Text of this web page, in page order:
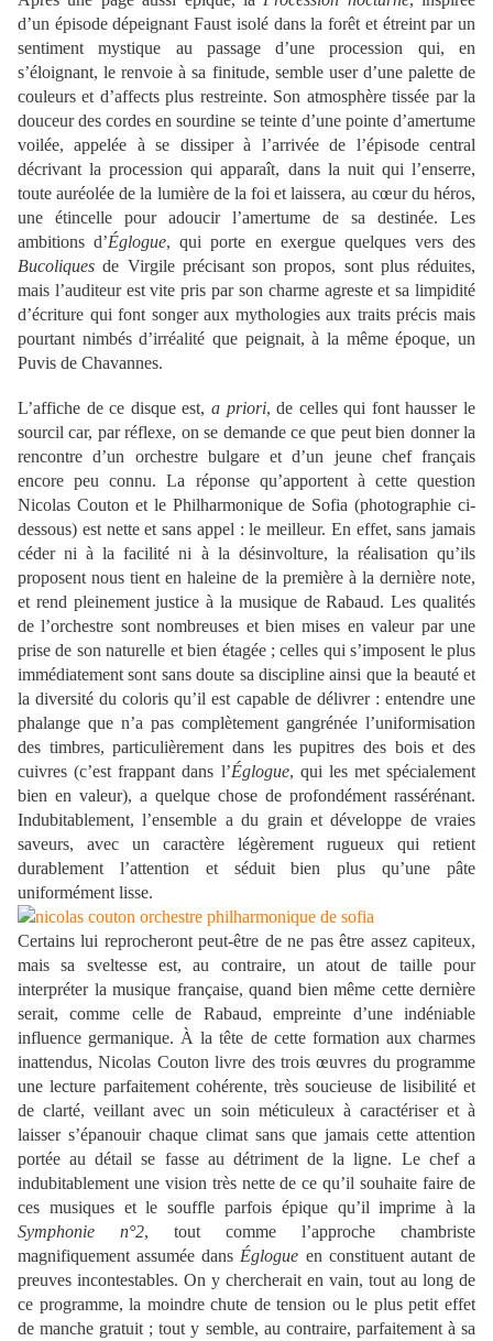
d’un épisode dépeignant Faust isolé dans la forêt et étreint par un
sentiment mystique au passage d’une procession qui, en
s’éloignant, le renvoie à sa finitude, semble user d’une palette de
couleurs et d’affects plus restreinte. Son atmosphère tissée par la
douceur des cordes en sourdine se teinte d’une pointe d’amertume
voilée, appelée à se dissiper à l’arrivée de l’épisode central
décrivant la procession qui apparaît, dans la nuit qui l’enserre,
toute auréolée de la lumière de la foi et laissera, au cœur du héros,
une étincelle pour adoucir l’amertume de sa destinée. Les
ambitions d’Églogue, qui porte en exergue quelques vers des
Bucoliques de Virgile précisant son propos, sont plus réduites,
mais l’auditeur est vite pris par son charme agreste et sa limpidité
d’écriture qui font songer aux mythologies aux traits précis mais
pourtant nimbés d’irréalité que peignait, à la même époque, un
Puvis de Chavannes.
L’affiche de ce disque est, a priori, de celles qui font hausser le
sourcil car, par réflexe, on se demande ce que peut bien donner la
rencontre d’un orchestre bulgare et d’un jeune chef français
encore peu connu. La réponse qu’apportent à cette question
Nicolas Couton et le Philharmonique de Sofia (photographie ci-
dessous) est nette et sans appel : le meilleur. En effet, sans jamais
céder ni à la facilité ni à la désinvolture, la réalisation qu’ils
proposent nous tient en haleine de la première à la dernière note,
et rend pleinement justice à la musique de Rabaud. Les qualités
de l’orchestre sont nombreuses et bien mises en valeur par une
prise de son naturelle et bien étagée ; celles qui s’imposent le plus
immédiatement sont sans doute sa discipline ainsi que la beauté et
la diversité du coloris qu’il est capable de délivrer : entendre une
phalange que n’a pas complètement gangrénée l’uniformisation
des timbres, particulièrement dans les pupitres des bois et des
cuivres (c’est frappant dans l’Églogue, qui les met spécialement
bien en valeur), a quelque chose de profondément rassérénant.
Indubitablement, l’ensemble a du grain et développe de vraies
saveurs, avec un caractère légèrement rugueux qui retient
durablement l’attention et séduit bien plus qu’une pâte
uniformément lisse.
Certains lui reprocheront peut-être de ne pas être assez capiteux,
mais sa sveltesse est, au contraire, un atout de taille pour
interpréter la musique française, quand bien même cette dernière
serait, comme celle de Rabaud, empreinte d’une indéniable
influence germanique. À la tête de cette formation aux charmes
inattendus, Nicolas Couton livre des trois œuvres du programme
une lecture parfaitement cohérente, très soucieuse de lisibilité et
de clarté, veillant avec un soin méticuleux à caractériser et à
laisser s’épanouir chaque climat sans que jamais cette attention
portée au détail se fasse au détriment de la ligne. Le chef a
indubitablement une vision très nette de ce qu’il souhaite faire de
ces musiques et le souffle parfois épique qu’il imprime à la
Symphonie n°2, tout comme l’approche chambriste
magnifiquement assumée dans Églogue en constituent autant de
preuves incontestables. On y chercherait en vain, tout au long de
ce programme, la moindre chute de tension ou le plus petit effet
de manche gratuit ; tout y semble, au contraire, parfaitement à sa